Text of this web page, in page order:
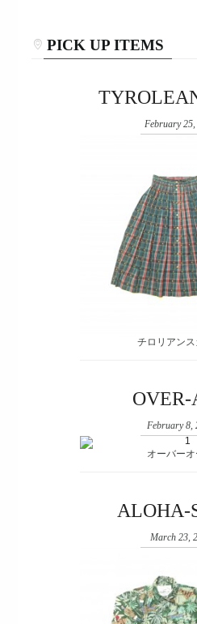
PICK UP ITEMS
February
チロリアンス
February 8,
オーバー
ALOHA-
March 23,